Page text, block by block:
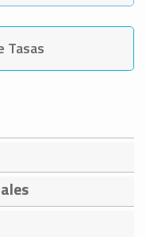
Tasas